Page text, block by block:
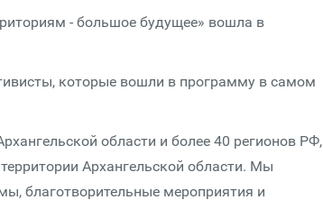
- большое будущее» вошла в
которые вошли в программу в самом
области и более 40 регионов РФ,
Архангельской области. Мы
благотворительные мероприятия и